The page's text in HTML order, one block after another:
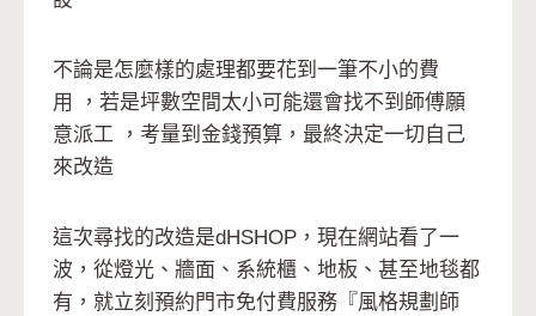
不論是怎麼樣的處理都要花到一筆不小的費
用
， 若是坪數空間太小可能還會找不到師傅願
意派工 ，考量到金錢預算，最終決定一切自己
來改造
這次尋找的改造是dHSHOP，現在網站看了一
波，從燈光、牆面、系統櫃、地板、甚至地毯都
有，就立刻 預約門市免付費服務 『風格規劃師